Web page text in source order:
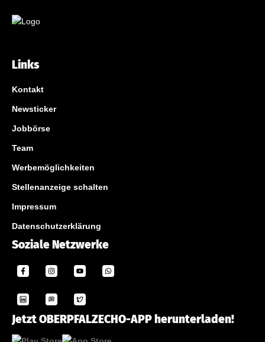
Links
Kontakt
Newsticker
Jobbörse
Team
Werbemöglichkeiten
Stellenanzeige schalten
Impressum
Datenschutzerklärung
Soziale Netzwerke
Jetzt OBERPFALZECHO-APP herunterladen!